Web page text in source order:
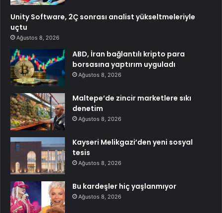
Unity Software, 2Ç sonrası analist yükseltmeleriyle
uçtu
Ağustos 8, 2026
ABD, İran bağlantılı kripto para
borsasına yaptırım uyguladı
Ağustos 8, 2026
Maltepe’de zincir marketlere sıkı
denetim
Ağustos 8, 2026
Kayseri Melikgazi’den yeni sosyal
tesis
Ağustos 8, 2026
Bu kardeşler hiç yaşlanmıyor
Ağustos 8, 2026